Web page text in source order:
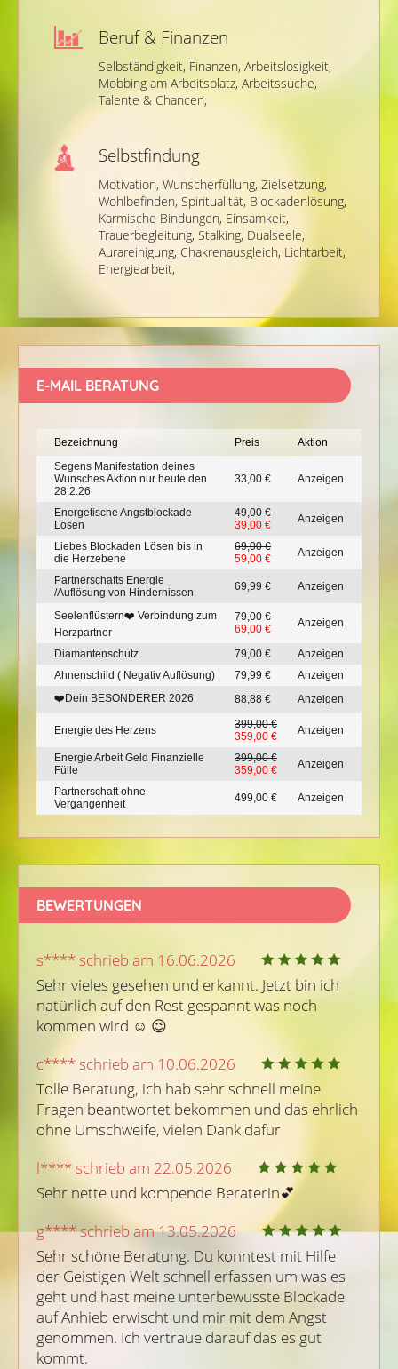
Beruf & Finanzen
Selbständigkeit, Finanzen, Arbeitslosigkeit,
Mobbing am Arbeitsplatz, Arbeitssuche,
Talente & Chancen,
Selbstfindung
Motivation, Wunscherfüllung, Zielsetzung,
Wohlbefinden, Spiritualität, Blockadenlösung,
Karmische Bindungen, Einsamkeit,
Trauerbegleitung, Stalking, Dualseele,
Aurareinigung, Chakrenausgleich, Lichtarbeit,
Energiearbeit,
E-MAIL BERATUNG
Bezeichnung Preis
Aktion
Segens Manifestation deines
Wunsches Aktion nur heute den
28.2.26
33,00 € Anzeigen
Energetische Angstblockade
Lösen
49,00 €
39,00 €
Anzeigen
Liebes Blockaden Lösen bis in
die Herzebene
69,00 €
59,00 €
Anzeigen
Partnerschafts Energie
/Auflösung von Hindernissen
69,99 € Anzeigen
Seelenflüstern❤️ Verbindung zum
Herzpartner
79,00 €
69,00 €
Anzeigen
Diamantenschutz 79,00 €
Anzeigen
Ahnenschild ( Negativ Auflösung)
79,99 €
Anzeigen
❤️Dein BESONDERER 2026
88,88 € Anzeigen
Energie des Herzens
399,00 €
359,00 €
Anzeigen
Energie Arbeit Geld Finanzielle
Fülle
399,00 €
359,00 €
Anzeigen
Partnerschaft ohne
Vergangenheit
499,00 € Anzeigen
BEWERTUNGEN
s**** schrieb am 16.06.2026
Sehr vieles gesehen und erkannt. Jetzt bin ich
natürlich auf den Rest gespannt was noch
kommen wird ☺ ️😉
c**** schrieb am 10.06.2026
Tolle Beratung, ich hab sehr schnell meine
Fragen beantwortet bekommen und das ehrlich
ohne Umschweife, vielen Dank dafür
l**** schrieb am 22.05.2026
Sehr nette und kompende Beraterin💕
g**** schrieb am 13.05.2026
Sehr schöne Beratung. Du konntest mit Hilfe
der Geistigen Welt schnell erfassen um was es
geht und hast meine unterbewusste Blockade
auf Anhieb erwischt und mir mit dem Angst
genommen. Ich vertraue darauf das es gut
kommt.